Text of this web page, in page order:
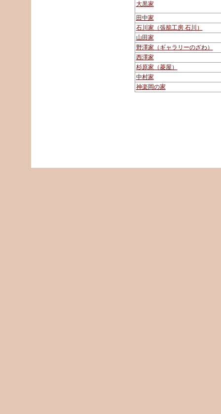
大黒家
田中家
石川家（張籠工房 石川）
山田家
野澤家（ギャラリーのざわ）
西澤家
杉原家（菱屋）
中村家
神楽岡の家